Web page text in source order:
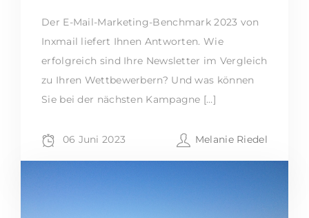
Der E-Mail-Marketing-Benchmark 2023 von
Inxmail liefert Ihnen Antworten. Wie
erfolgreich sind Ihre Newsletter im Vergleich
zu Ihren Wettbewerbern? Und was können
Sie bei der nächsten Kampagne […]
06 Juni 2023 Melanie Riedel